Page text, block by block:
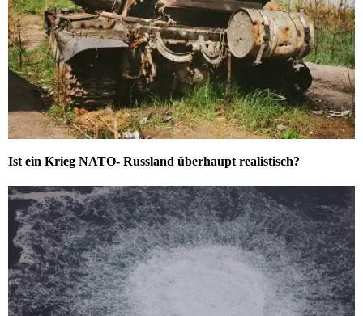
Ist ein Krieg NATO- Russland überhaupt realistisch?